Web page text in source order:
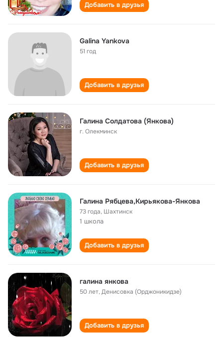
Добавить в друзья
Galina Yankova
51 год
Добавить в друзья
Галина Солдатова (Янкова)
г. Олекминск
Добавить в друзья
Галина Рябцева,Кирьякова-Янкова
73 года, Шахтинск
1 школа
Добавить в друзья
галина янкова
50 лет,Денисовка (Орджоникидзе)
Добавить в друзья